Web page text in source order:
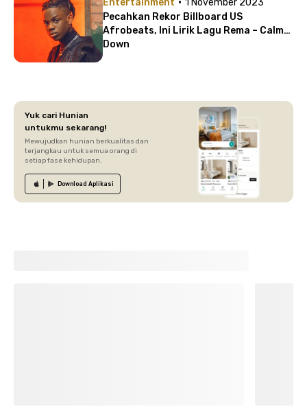
Entertainment
1 November 2023
Pecahkan Rekor Billboard US
Afrobeats, Ini Lirik Lagu Rema – Calm
Down
Yuk cari Hunian
untukmu sekarang!
Mewujudkan hunian berkualitas dan
terjangkau untuk semua orang di
setiap fase kehidupan.
Download Aplikasi